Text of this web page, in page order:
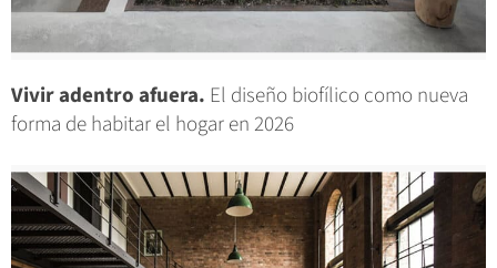
Vivir adentro afuera. El diseño biofílico como nueva
forma de habitar el hogar en 2026